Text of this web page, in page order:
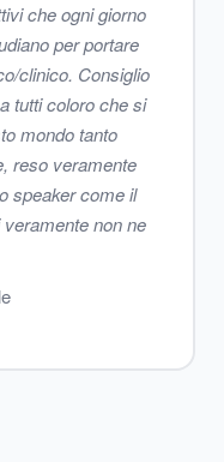
che ogni giorno
per portare
clinico. Consiglio
tutti coloro che si
mondo tanto
reso veramente
speaker come il
non ne